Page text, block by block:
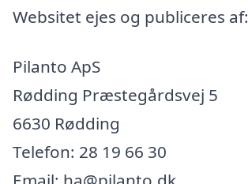
Websitet ejes og publiceres af:
Pilanto ApS
Rødding Præstegårdsvej 5
6630 Rødding
Telefon: 28 19 66 30